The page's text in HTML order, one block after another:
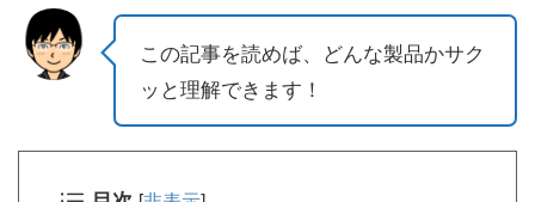
この記事を読めば、どんな製品かサク
ッと理解できます！